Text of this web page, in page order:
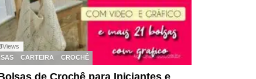
Views
CARTEIRA CROCHÊ
de Crochê para Iniciantes e